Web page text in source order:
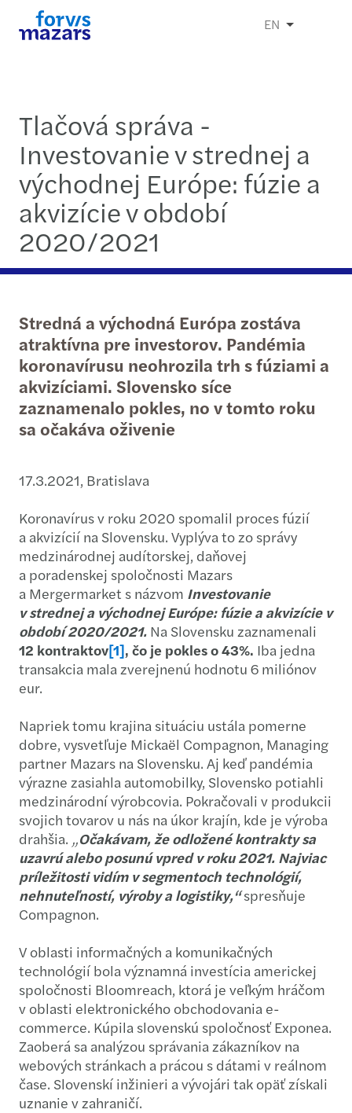
EN
Tlačová správa -
Investovanie v strednej a
východnej Európe: fúzie a
akvizície v období
2020/2021
Stredná a východná Európa zostáva
atraktívna pre investorov. Pandémia
koronavírusu neohrozila trh s fúziami a
akvizíciami. Slovensko síce
zaznamenalo pokles, no v tomto roku
sa očakáva oživenie
17.3.2021, Bratislava
Koronavírus v roku 2020 spomalil proces fúzií
a akvizícií na Slovensku. Vyplýva to zo správy
medzinárodnej audítorskej, daňovej
a poradenskej spoločnosti Mazars
a Mergermarket s názvom Investovanie
v strednej a východnej Európe: fúzie a akvizície v
období 2020/2021. Na Slovensku zaznamenali
12 kontraktov[1], čo je pokles o 43%. Iba jedna
transakcia mala zverejnenú hodnotu 6 miliónov
eur.
Napriek tomu krajina situáciu ustála pomerne
dobre, vysvetľuje Mickaël Compagnon, Managing
partner Mazars na Slovensku. Aj keď pandémia
výrazne zasiahla automobilky, Slovensko potiahli
medzinárodní výrobcovia. Pokračovali v produkcii
svojich tovarov u nás na úkor krajín, kde je výroba
drahšia. „Očakávam, že odložené kontrakty sa
uzavrú alebo posunú vpred v roku 2021. Najviac
príležitosti vidím v segmentoch technológií,
nehnuteľností, výroby a logistiky,“spresňuje
Compagnon.
V oblasti informačných a komunikačných
technológií bola významná investícia americkej
spoločnosti Bloomreach, ktorá je veľkým hráčom
v oblasti elektronického obchodovania e-
commerce. Kúpila slovenskú spoločnosť Exponea.
Zaoberá sa analýzou správania zákazníkov na
webových stránkach a prácou s dátami v reálnom
čase. Slovenskí inžinieri a vývojári tak opäť získali
uznanie v zahraničí.